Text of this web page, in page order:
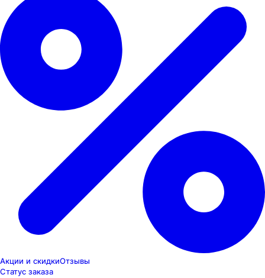
Акции и скидкиОтзывы
Статус заказа